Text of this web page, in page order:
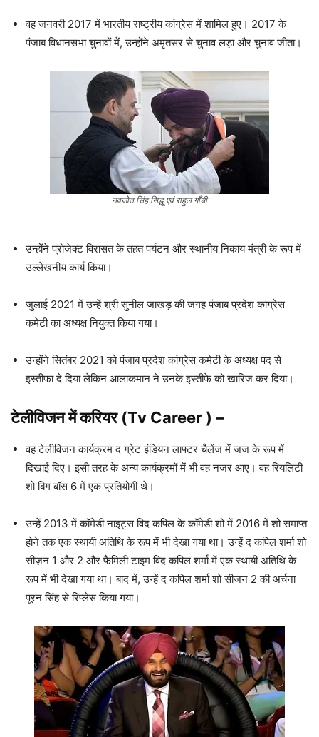
वह जनवरी 2017 में भारतीय राष्ट्रीय कांग्रेस में शामिल हुए। 2017 के
पंजाब विधानसभा चुनावों में, उन्होंने अमृतसर से चुनाव लड़ा और चुनाव जीता।
नवजोत सिंह सिद्धू एवं राहुल गाँधी
उन्होंने प्रोजेक्ट विरासत के तहत पर्यटन और स्थानीय निकाय मंत्री के रूप में
उल्लेखनीय कार्य किया।
जुलाई 2021 में उन्हें श्री सुनील जाखड़ की जगह पंजाब प्रदेश कांग्रेस
कमेटी का अध्यक्ष नियुक्त किया गया।
उन्होंने सितंबर 2021 को पंजाब प्रदेश कांग्रेस कमेटी के अध्यक्ष पद से
इस्तीफा दे दिया लेकिन आलाकमान ने उनके इस्तीफे को खारिज कर दिया।
टेलीविजन में करियर(Tv Career ) –
वह टेलीविजन कार्यक्रम द ग्रेट इंडियन लाफ्टर चैलेंज में जज के रूप में
दिखाई दिए। इसी तरह के अन्य कार्यक्रमों में भी वह नजर आए। वह रियलिटी
शो बिग बॉस 6 में एक प्रतियोगी थे।
उन्हें 2013 में कॉमेडी नाइट्स विद कपिल के कॉमेडी शो में 2016 में शो समाप्त
होने तक एक स्थायी अतिथि के रूप में भी देखा गया था। उन्हें द कपिल शर्मा शो
सीज़न 1 और 2 और फैमिली टाइम विद कपिल शर्मा में एक स्थायी अतिथि के
रूप में भी देखा गया था। बाद में, उन्हें द कपिल शर्मा शो सीजन 2 की अर्चना
पूरन सिंह से रिप्लेस किया गया।